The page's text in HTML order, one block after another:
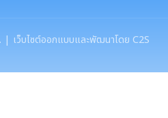
| เว็บไซต์ออกแบบและพัฒนาโดย C2S